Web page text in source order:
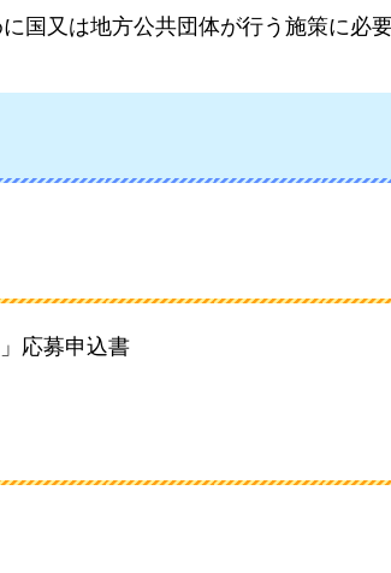
国又は地方公共団体が行う施策に必
応募申込書